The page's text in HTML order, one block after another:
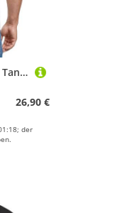
Neverless Tanktop Herren Tanktop mit Grafik-Print Rückendruck - Design - Trägershirt mit Print
26,90 €
der